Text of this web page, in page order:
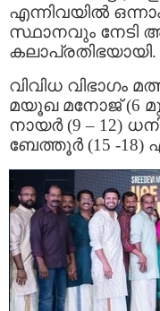
എന്നിവയിൽ
സ്ഥാനവും നേടി
കലാപ്രതിഭയായി.
വിവിധ വിഭാഗം
മയൂഖ മനോജ് (6
നായർ (9 – 12)
ബേത്തൂർ (15 -18)